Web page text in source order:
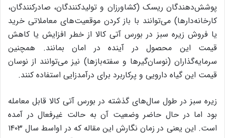
پوشش‌دهندگان ریسک (کشاورزان و تولیدکنندگان، صادرکنندگان،
کارخانه‌دارها) می‌توانند با باز کردن موقعیت‌های معاملاتی خرید
یا فروش زیره سبز در بورس آتی کالا از خطر افزایش یا کاهش
قیمت این محصول در آینده در امان بمانند. همچنین
سرمایه‌گذاران (نوسان‌گیرها و سفته‌بازها) نیز می‌توانند از نوسان
قیمت این گیاه دارویی و پرکاربرد برای درآمدزایی استفاده کنند.
زیره سبز در طول سال‌های گذشته در بورس آتی کالا قابل معامله
بود اما در حال حاضر وضعیت آن به حالت غیرفعال در آمده
است. این یعنی در زمان نگارش این مقاله که در اواسط سال ۱۴۰۳